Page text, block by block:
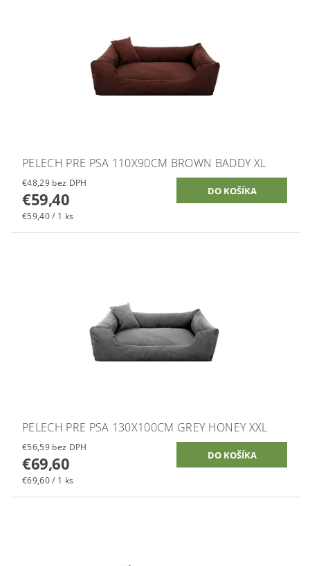
PELECH PRE PSA 110X90CM BROWN BADDY XL
€48,29 bez DPH
€59,40
€59,40 / 1 ks
PELECH PRE PSA 130X100CM GREY HONEY XXL
€56,59 bez DPH
€69,60
€69,60 / 1 ks